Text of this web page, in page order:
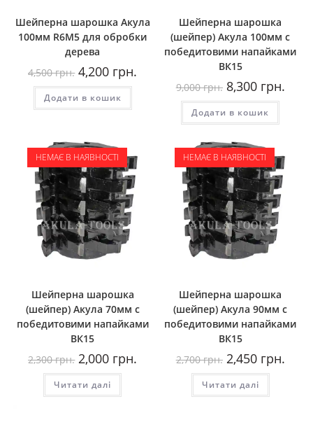
Шейперна шарошка Акула
100мм R6М5 для обробки
дерева
4,500грн. Оригінальна
ціна:
4,500
грн..
4,200 грн.
Додати в кошик
Шейперна шарошка
(шейпер) Акула 100мм с
победитовими напайками
ВК15
9,000грн. Оригінальна
ціна:
9,000
грн..
8,300грн.ціна:
Додати в кошик
НЕМАЄ В НАЯВНОСТІ
Шейперна шарошка
(шейпер) Акула 70мм с
победитовими напайками
ВК15
2,300грн. Оригінальна
ціна:
2,300
грн..
2,000 грн. Поточна
Читати далі
НЕМАЄ В НАЯВНОСТІ
Шейперна шарошка
(шейпер) Акула 90мм с
победитовими напайками
ВК15
2,700грн. Оригінальна
ціна:
2,700
грн..
2,450грн.ціна:
Читати далі